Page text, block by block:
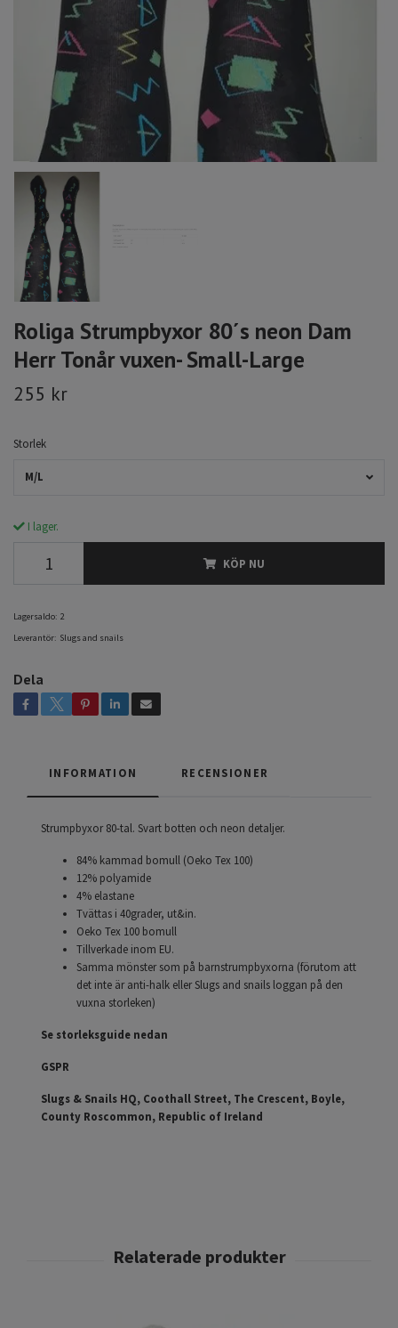
Roliga Strumpbyxor 80´s neon Dam
Herr Tonår vuxen- Small-Large
255 kr
Storlek
M/L
I lager.
KÖP NU
Lagersaldo: 2
Leverantör: Slugs and snails
Dela
INFORMATION RECENSIONER
Strumpbyxor 80-tal. Svart botten och neon detaljer.
84% kammad bomull (Oeko Tex 100)
12% polyamide
4% elastane
Tvättas i 40grader, ut&in.
Oeko Tex 100 bomull
Tillverkade inom EU.
Samma mönster som på barnstrumpbyxorna (förutom att
det inte är anti-halk eller Slugs and snails loggan på den
vuxna storleken)
Se storleksguide nedan
GSPR
Slugs & Snails HQ, Coothall Street, The Crescent, Boyle,
County Roscommon, Republic of Ireland